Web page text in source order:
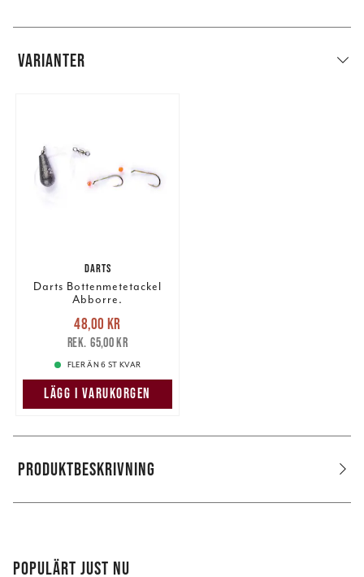
VARIANTER
DARTS
Darts Bottenmetetackel
Abborre.
Nuvarande pris
48,00 krTidigare pris
65,00 kr
48,00 kr
65,00 kr
FLER ÄN 6 ST KVAR
LÄGG I VARUKORGEN
PRODUKTBESKRIVNING
POPULÄRT JUST NU